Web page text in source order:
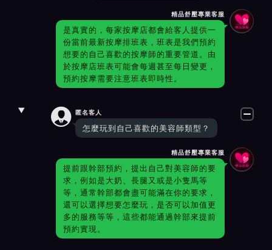
精品舒壓專業客服
是真實的，每家按摩店都會給客人提供一
份當前最新按摩排班表，班表是我們預約
想要的自己喜歡的按摩師的重要管道。由
於按摩店班表可能會每週甚至每日變更，
預約按摩需要注意班表即時性。
 匿名客人
怎麼玩到自己喜歡的美容師類型？
精品舒壓專業客服
提前跟幹部預約，提出自己對美容師的要
求，例如是大奶、長腿又或是小隻馬等
等，通常幹部都會盡可能滿在你的要求，
還可以選擇想要怎麼玩，是否可以加值更
多的服務等等，這些都能通過幹部來提前
預約實現。